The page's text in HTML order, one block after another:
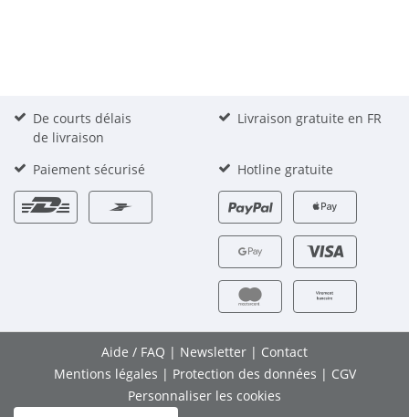
De courts délais
de livraison
Livraison gratuite en FR
Paiement sécurisé Hotline gratuite
Aide / FAQ | Newsletter | Contact
Mentions légales | Protection des données | CGV
Personnaliser les cookies